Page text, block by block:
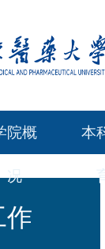
院概
况
本
育
作